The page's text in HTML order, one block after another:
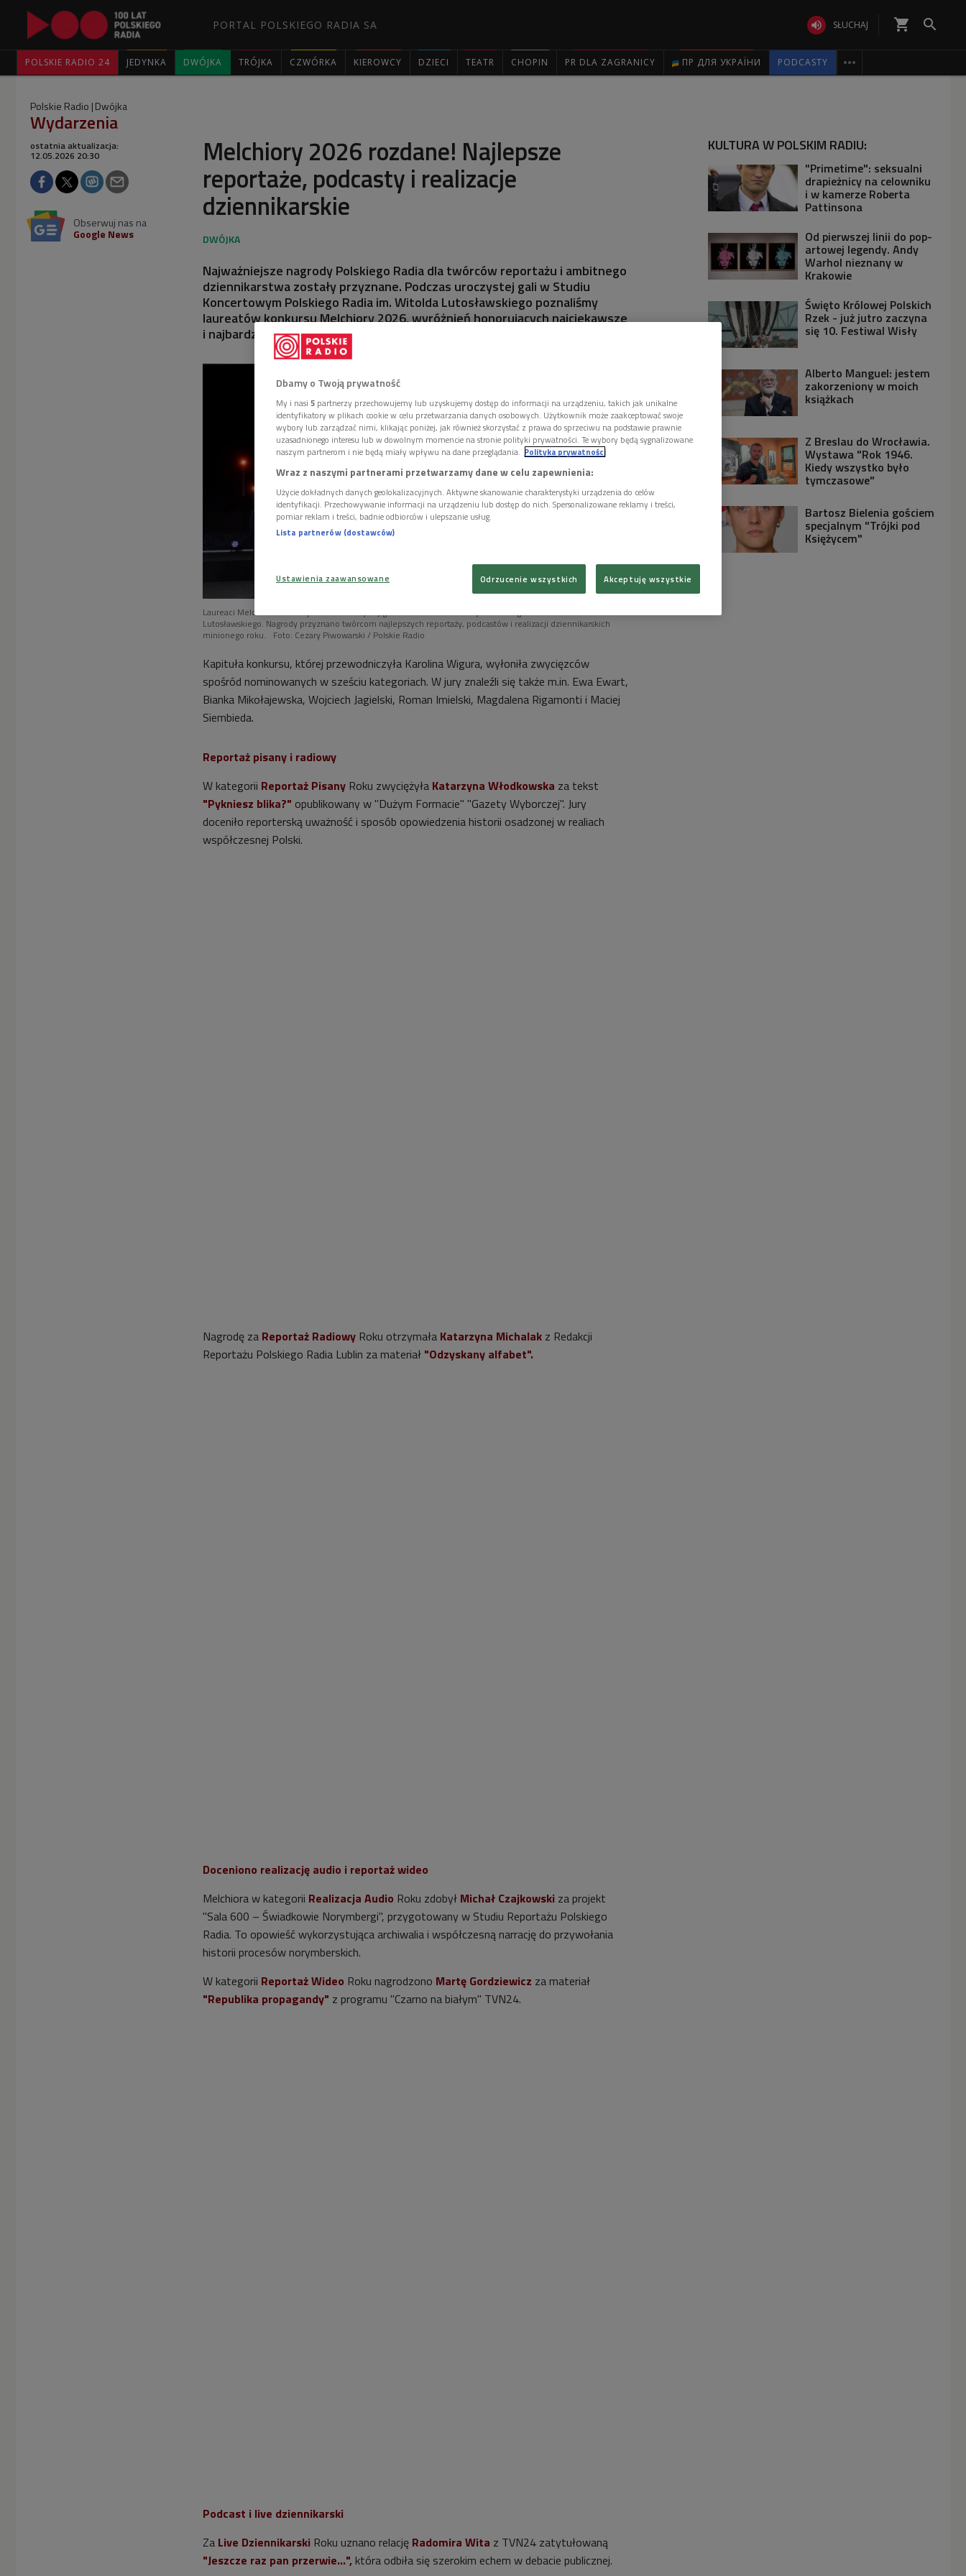
PORTAL POLSKIEGO RADIA SA  SŁUCHAJ shopping_cart 
POLSKIE RADIO 24 JEDYNKA DWÓJKA TRÓJKA CZWÓRKA KIEROWCY DZIECI TEATR CHOPIN PR DLA ZAGRANICY ПР ДЛЯ УКРАЇНИ PODCASTY 
Polskie Radio Dwójka
Wydarzenia
Melchiory 2026 rozdane! Najlepsze
reportaże, podcasty i realizacje
dziennikarskie
ostatnia aktualizacja:
12.05.2026 20:30
Obserwuj nas na
Google News
Najważniejsze nagrody Polskiego Radia dla twórców reportażu i ambitnego
dziennikarstwa zostały przyznane. Podczas uroczystej gali w Studiu
Koncertowym Polskiego Radia im. Witolda Lutosławskiego poznaliśmy
laureatów konkursu Melchiory 2026, wyróżnień honorujących najciekawsze
i najbardziej poruszające materiały dziennikarskie minionego roku.
Laureaci Melchiorów 2026 podczas uroczystej gali w Studiu Koncertowym Polskiego Radia im. Witolda
Lutosławskiego. Nagrody przyznano twórcom najlepszych reportaży, podcastów i realizacji dziennikarskich
minionego roku.
Foto: Cezary Piwowarski / Polskie Radio
Kapituła konkursu, której przewodniczyła Karolina Wigura, wyłoniła zwycięzców
spośród nominowanych w sześciu kategoriach. W jury znaleźli się także m.in. Ewa Ewart,
Bianka Mikołajewska, Wojciech Jagielski, Roman Imielski, Magdalena Rigamonti i Maciej
Siembieda.
Reportaż pisany i radiowy
W kategorii Reportaż Pisany Roku zwyciężyła Katarzyna Włodkowska za tekst
"Pykniesz blika?" opublikowany w "Dużym Formacie" "Gazety Wyborczej". Jury
doceniło reporterską uważność i sposób opowiedzenia historii osadzonej w realiach
współczesnej Polski.
Nagrodę za Reportaż Radiowy Roku otrzymała Katarzyna Michalak z Redakcji
Reportażu Polskiego Radia Lublin za materiał "Odzyskany alfabet".
Doceniono realizację audio i reportaż wideo
Melchiora w kategorii Realizacja Audio Roku zdobył Michał Czajkowski za projekt
"Sala 600 – Świadkowie Norymbergi", przygotowany w Studiu Reportażu Polskiego
Radia. To opowieść wykorzystująca archiwalia i współczesną narrację do przywołania
historii procesów norymberskich.
W kategorii Reportaż Wideo Roku nagrodzono Martę Gordziewicz za materiał
"Republika propagandy" z programu "Czarno na białym" TVN24.
Podcast i live dziennikarski
Za Live Dziennikarski Roku uznano relację Radomira Wita z TVN24 zatytułowaną
"Jeszcze raz pan przerwie…", która odbiła się szerokim echem w debacie publicznej.
KULTURA W POLSKIM RADIU:
"Primetime": seksualni
drapieżnicy na celowniku
i w kamerze Roberta
Pattinsona
Od pierwszej linii do pop-
artowej legendy. Andy
Warhol nieznany w
Krakowie
Święto Królowej Polskich
Rzek - już jutro zaczyna
się 10. Festiwal Wisły
Alberto Manguel: jestem
zakorzeniony w moich
książkach
Z Breslau do Wrocławia.
Wystawa "Rok 1946.
Kiedy wszystko było
tymczasowe"
Bartosz Bielenia gościem
specjalnym "Trójki pod
Księżycem"
Dbamy o Twoją prywatność
My i nasi 5 partnerzy przechowujemy lub uzyskujemy dostęp do informacji na urządzeniu, takich jak unikalne
identyfikatory w plikach cookie w celu przetwarzania danych osobowych. Użytkownik może zaakceptować swoje
wybory lub zarządzać nimi, klikając poniżej, jak również skorzystać z prawa do sprzeciwu na podstawie prawnie
uzasadnionego interesu lub w dowolnym momencie na stronie polityki prywatności. Te wybory będą sygnalizowane
naszym partnerom i nie będą miały wpływu na dane przeglądania. Polityka prywatności
Wraz z naszymi partnerami przetwarzamy dane w celu zapewnienia:
Użycie dokładnych danych geolokalizacyjnych. Aktywne skanowanie charakterystyki urządzenia do celów
identyfikacji. Przechowywanie informacji na urządzeniu lub dostęp do nich. Spersonalizowane reklamy i treści,
pomiar reklam i treści, badnie odbiorców i ulepszanie usług.
Lista partnerów (dostawców)
Ustawienia zaawansowane Odrzucenie wszystkich Akceptuję wszystkie